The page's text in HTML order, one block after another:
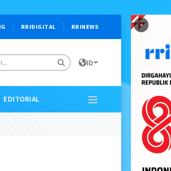
×
RRIDIGITAL RRINEWS
ID
EDITORIAL